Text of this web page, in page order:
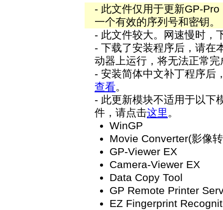
- 此文件仅用于更新GP-
一个有效的序列号和密钥。
- 此文件较大。网速慢时，
- 下载了安装程序后，请在
动器上运行，将无法正常完
- 安装简体中文补丁程序后
查看。
- 此更新模块不适用于以下
件，请点击这里。
WinGP
Movie Converter(影像
GP-Viewer EX
Camera-Viewer EX
Data Copy Tool
GP Remote Printer
EZ Fingerprint